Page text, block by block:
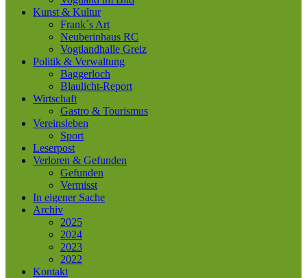
Kunst & Kultur
Frank´s Art
Neuberinhaus RC
Vogtlandhalle Greiz
Politik & Verwaltung
Baggerloch
Blaulicht-Report
Wirtschaft
Gastro & Tourismus
Vereinsleben
Sport
Leserpost
Verloren & Gefunden
Gefunden
Vermisst
In eigener Sache
Archiv
2025
2024
2023
2022
Kontakt